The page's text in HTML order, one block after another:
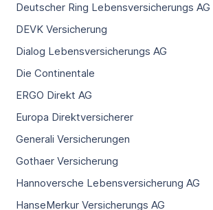
Deutscher Ring Lebensversicherungs AG
DEVK Versicherung
Dialog Lebensversicherungs AG
Die Continentale
ERGO Direkt AG
Europa Direktversicherer
Generali Versicherungen
Gothaer Versicherung
Hannoversche Lebensversicherung AG
HanseMerkur Versicherungs AG